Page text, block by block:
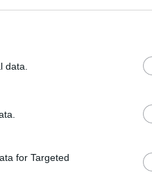
data.
for Targeted